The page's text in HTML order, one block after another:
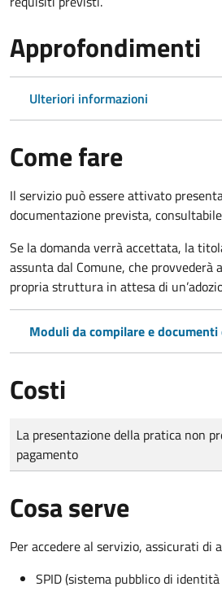
Approfondimenti
Ulteriori informazioni
Come fare
Il servizio può essere attivato
documentazione prevista,
Se la domanda verrà accettata, la
assunta dal Comune, che provvederà
propria struttura in attesa di
Moduli da compilare e documenti
Costi
Tipo di pagamento
Importo
La presentazione della pratica non
pagamento
Cosa serve
Per accedere al servizio, assicurati di
SPID (sistema pubblico di